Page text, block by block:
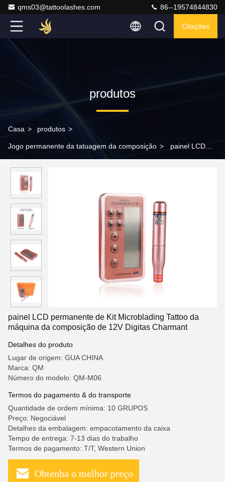
qms03@tattoolashes.com 86--19574844830
Citações
produtos
Casa > produtos >
Jogo permanente da tatuagem da composição > painel LCD
composição de 12V Digitas Charmant
painel LCD permanente de Kit Microblading Tattoo da
máquina da composição de 12V Digitas Charmant
Detalhes do produto
Lugar de origem: GUA CHINA
Marca: QM
Número do modelo: QM-M06
Termos do pagamento & do transporte
Quantidade de ordem mínima: 10 GRUPOS
Preço: Negociável
Detalhes da embalagem: empacotamento da caixa
Tempo de entrega: 7-13 dias do trabalho
Termos de pagamento: T/T, Western Union
Obtenha o melhor preço